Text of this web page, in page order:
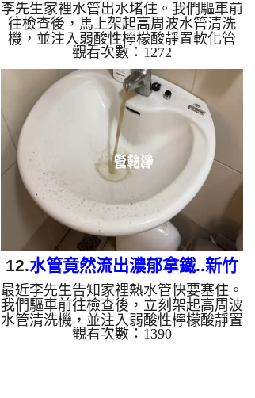
大溪路 清洗水管
李先生家裡水管出水堵住。我們驅車前
往檢查後，馬上架起高周波水管清洗
機，並注入弱酸性檸檬酸靜置軟化管
垢。 如我們所料想，螺旋波模式一啟
動，管路噴出髒水，瞬間變成的「咖啡
液」！這就是長年累積在管壁的泥沙與
鐵鏽。經過兩個小時的奮鬥，出水終於
變乾淨，出水量也變大了。 為什麼水
管需要定期「大掃除」？ 管壁髒汙靠
一般水壓難以清除，不同的水質也會產
生不同的「色彩反應」： 咖啡色（鐵
鏽/泥沙）： 常見於自來水管線老化。
石油黑（氧化錳）： 抽取地下水常見
的黑色管垢。 綠色/藍...
觀看次數：1272
12.水管竟然流出濃郁拿鐵..新竹
橫山 新興街 洗水管
最近李先生告知家裡熱水管快要塞住。
我們驅車前往檢查後，立刻架起高周波
水管清洗機，並注入弱酸性檸檬酸靜置
軟化管垢。 不出所料，螺旋波模式一
觀看次數：1390